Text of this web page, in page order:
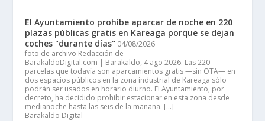
El Ayuntamiento prohíbe aparcar de noche en 220
plazas públicas gratis en Kareaga porque se dejan
coches "durante días" 04/08/2026
foto de archivo Redacción de
BarakaldoDigital.com | Barakaldo, 4 ago 2026. Las 220
parcelas que todavía son aparcamientos gratis —sin OTA— en
dos espacios públicos en la zona industrial de Kareaga sólo
podrán ser usados en horario diurno. El Ayuntamiento, por
decreto, ha decidido prohibir estacionar en esta zona desde
medianoche hasta las seis de la mañana. […]
Barakaldo Digital